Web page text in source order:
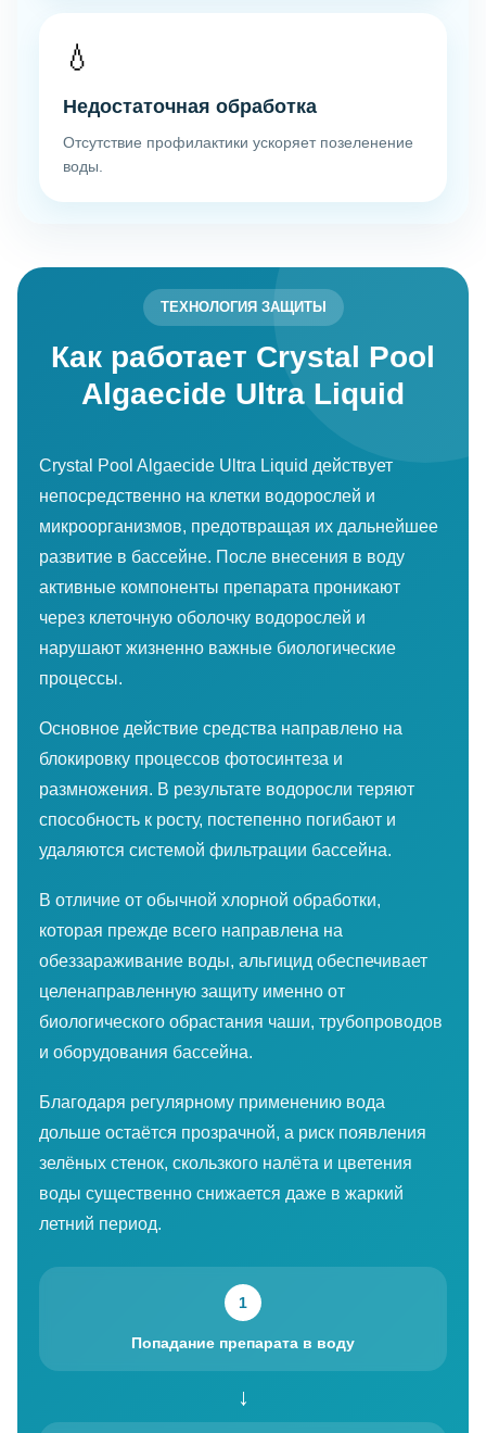
💧
Недостаточная обработка
Отсутствие профилактики ускоряет позеленение
воды.
ТЕХНОЛОГИЯ ЗАЩИТЫ
Как работает Crystal Pool
Algaecide Ultra Liquid
Crystal Pool Algaecide Ultra Liquid действует
непосредственно на клетки водорослей и
микроорганизмов, предотвращая их дальнейшее
развитие в бассейне. После внесения в воду
активные компоненты препарата проникают
через клеточную оболочку водорослей и
нарушают жизненно важные биологические
процессы.
Основное действие средства направлено на
блокировку процессов фотосинтеза и
размножения. В результате водоросли теряют
способность к росту, постепенно погибают и
удаляются системой фильтрации бассейна.
В отличие от обычной хлорной обработки,
которая прежде всего направлена на
обеззараживание воды, альгицид обеспечивает
целенаправленную защиту именно от
биологического обрастания чаши, трубопроводов
и оборудования бассейна.
Благодаря регулярному применению вода
дольше остаётся прозрачной, а риск появления
зелёных стенок, скользкого налёта и цветения
воды существенно снижается даже в жаркий
летний период.
1
Попадание препарата в воду
↓